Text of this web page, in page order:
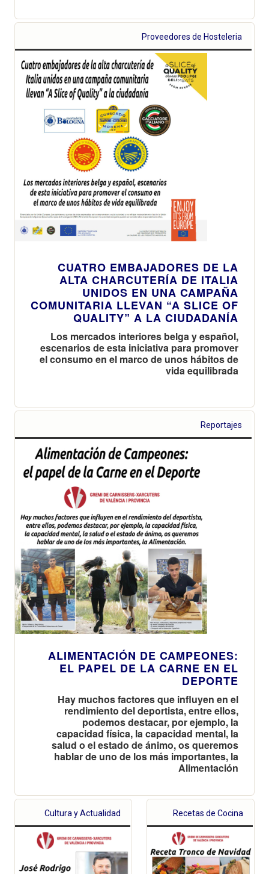
Proveedores de Hosteleria
CUATRO EMBAJADORES DE LA
ALTA CHARCUTERÍA DE ITALIA
UNIDOS EN UNA CAMPAÑA
COMUNITARIA LLEVAN “A SLICE OF
QUALITY” A LA CIUDADANÍA
Los mercados interiores belga y español,
escenarios de esta iniciativa para promover
el consumo en el marco de unos hábitos de
vida equilibrada
Reportajes
ALIMENTACIÓN DE CAMPEONES:
EL PAPEL DE LA CARNE EN EL
DEPORTE
Hay muchos factores que influyen en el
rendimiento del deportista, entre ellos,
podemos destacar, por ejemplo, la
capacidad física, la capacidad mental, la
salud o el estado de ánimo, os queremos
hablar de uno de los más importantes, la
Alimentación
Cultura y Actualidad Recetas de Cocina